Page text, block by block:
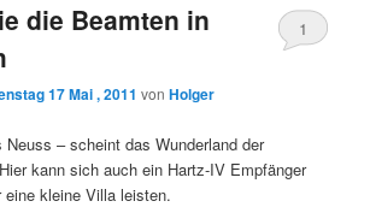
die Beamten in
17 Mai , 2011 vonHolger
1
Neuss – scheint das Wunderland der
kann sich auch ein Hartz-IV Empfänger
eine kleine Villa leisten.